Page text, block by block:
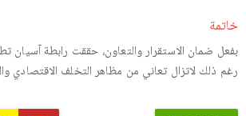
خاتمة
بفعل ضمان الاستقرار والتعاون، حققت رابطة آسيان
رغم ذلك لاتزال تعاني من مظاھر التخلف الاقتصادي